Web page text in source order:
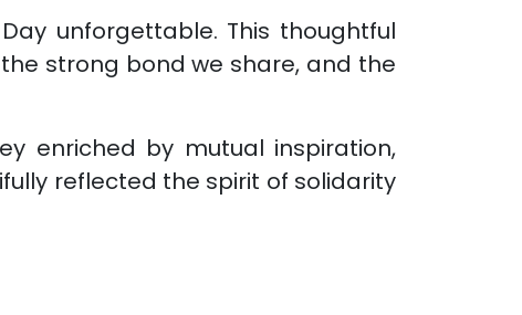
unforgettable. This thoughtful
strong bond we share, and the
enriched by mutual inspiration,
reflected the spirit of solidarity